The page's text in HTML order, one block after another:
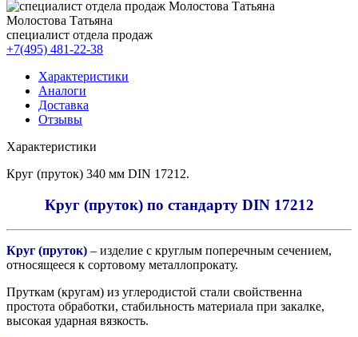
Молостова Татьяна
специалист отдела продаж
+7(495) 481-22-38
Характеристики
Аналоги
Доставка
Отзывы
Характеристики
Круг (пруток) 340 мм DIN 17212.
Круг (пруток) по стандарту DIN 17212
Круг (пруток) – изделие с круглым поперечным сечением,
относящееся к сортовому металлопрокату.
Пруткам (кругам) из углеродистой стали свойственна
простота обработки, стабильность материала при закалке,
высокая ударная вязкость.